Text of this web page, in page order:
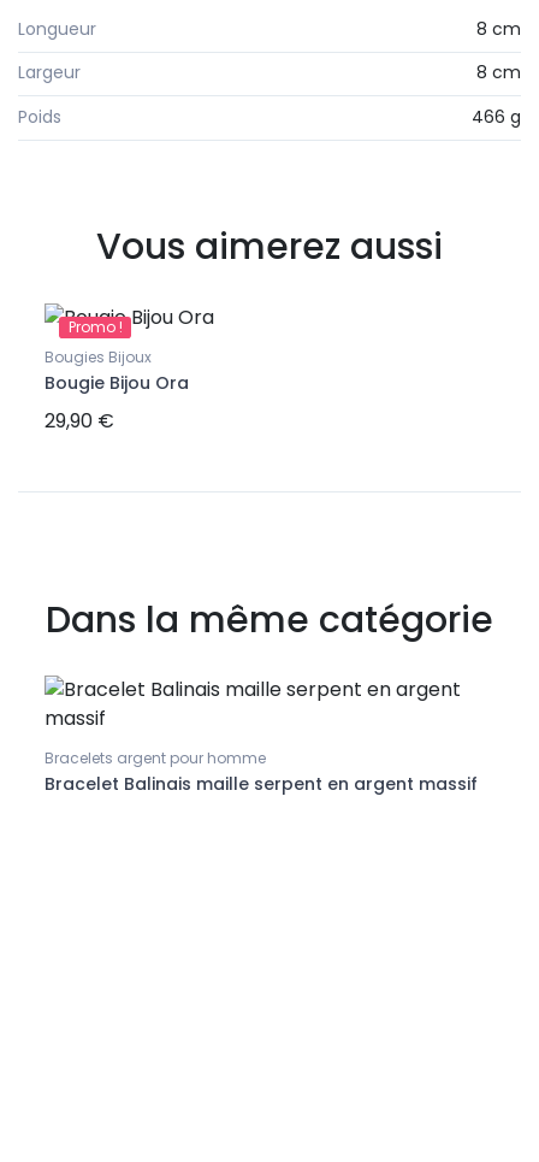
Longueur
8 cm
Largeur
8 cm
Poids
466 g
Vous aimerez aussi
Promo !
Bougies Bijoux
Bougie Bijou Ora
29,90 €
Dans la même catégorie
Bracelets argent pour homme
Bracelet Balinais maille serpent en argent massif